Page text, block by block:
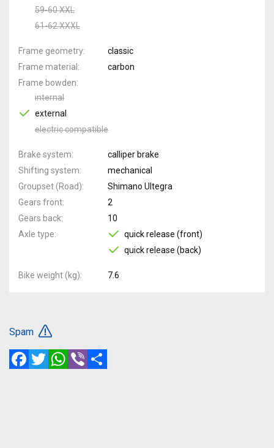
59-60 XXL
61-62 XXXL
Frame geometry
classic
Frame material
carbon
Frame bowden
internal
external
electric compatible
Brake system
calliper brake
Shifting system
mechanical
Groupset (Road)
Shimano Ultegra
Gears front
2
Gears back
10
Axle type
quick release (front)
quick release (back)
Bike weight (kg) 7.6
Spam
FacebookTwitterWhatsApp
Viber